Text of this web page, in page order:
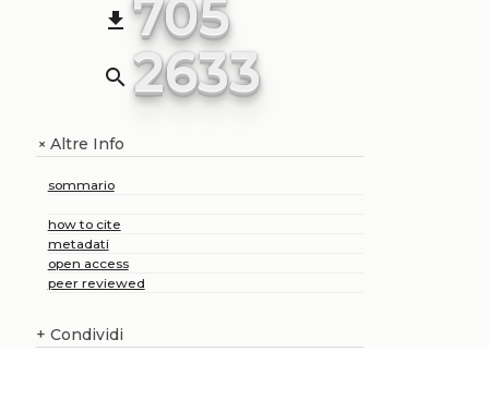
file_download 705
search 2633
+Altre Info
sommario
how to cite
metadati
open access
peer reviewed
+ Condividi